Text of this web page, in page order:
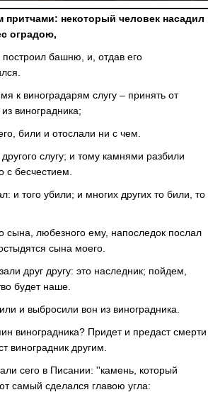
притчами: некоторый человек насадил
оградою,
башню, и, отдав его
к виноградарям слугу – принять от
виноградника;
били и отослали ни с чем.
слугу; и тому камнями разбили
с бесчестием.
и того убили; и многих других то били, то
любезного ему, напоследок послал
сына моего.
друг другу: это наследник; пойдем,
будет наше.
и выбросили вон из виноградника.
виноградника? Придет и предаст смерти
виноградник другим.
сего в Писании: ''камень, который
самый сделался главою угла: